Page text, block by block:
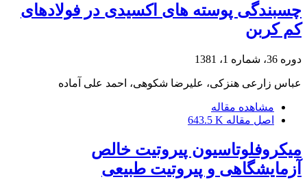
چسبندگی پوسته های اکسیدی در فولادهای
کم کربن
دوره 36، شماره 1، 1381
عباس زارعی هنزکی، علیرضا شکوهی، احمد علی آماده
مشاهده مقاله
اصل مقاله 643.5 K
میکروفلوتاسیون پیروتیت خالص
آزمایشگاهی و پیروتیت طبیعی